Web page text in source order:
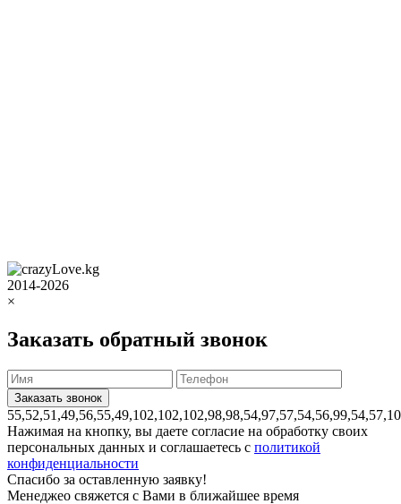
2014-2026
×
Заказать обратный звонок
Нажимая на кнопку, вы даете согласие на обработку своих
персональных данных и соглашаетесь с политикой
конфиденциальности
Спасибо за оставленную заявку!
Менеджео свяжется с Вами в ближайшее время